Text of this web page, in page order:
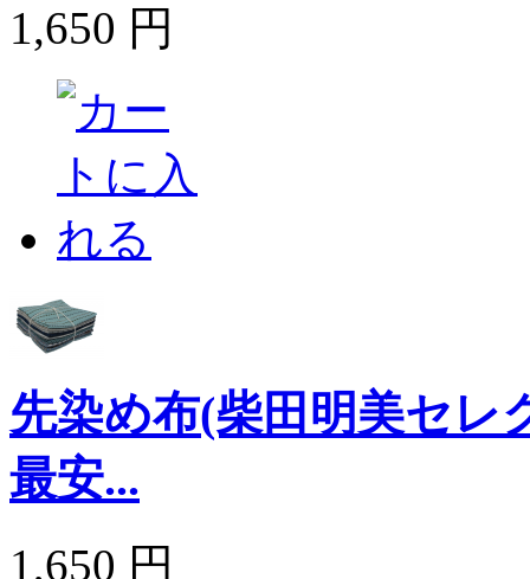
1,650 円
先染め布(柴田明美セ
最安...
1,650 円